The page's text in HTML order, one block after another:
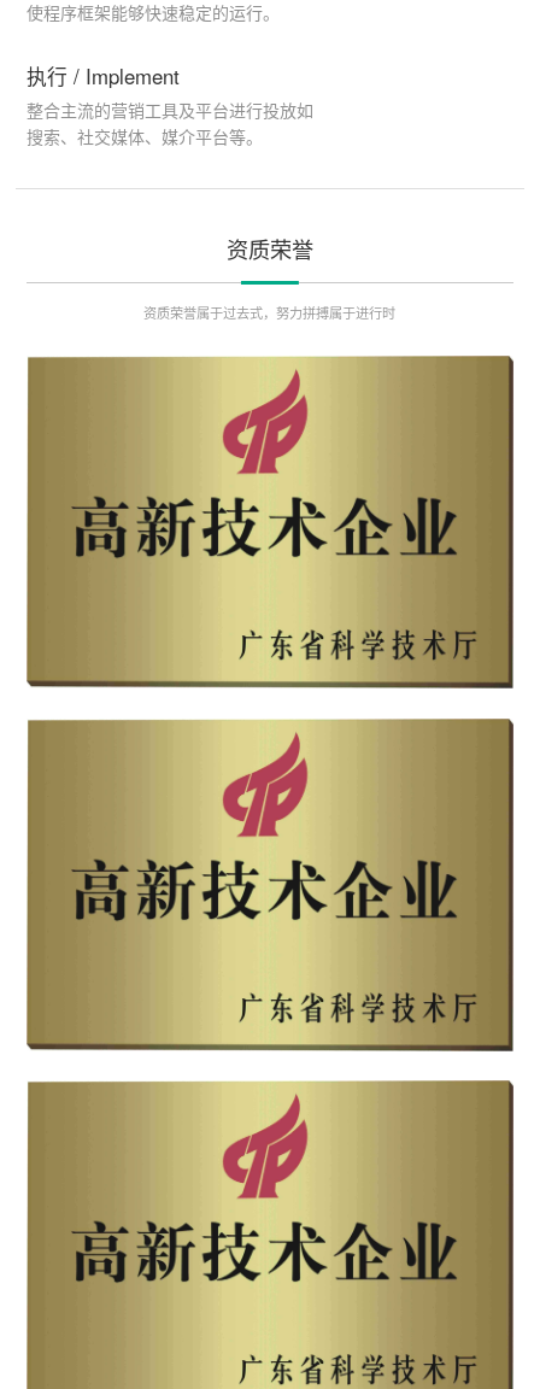
使程序框架能够快速稳定的运行。
执行 / Implement
整合主流的营销工具及平台进行投放如
搜索、社交媒体、媒介平台等。
资质荣誉
资质荣誉属于过去式，努力拼搏属于进行时